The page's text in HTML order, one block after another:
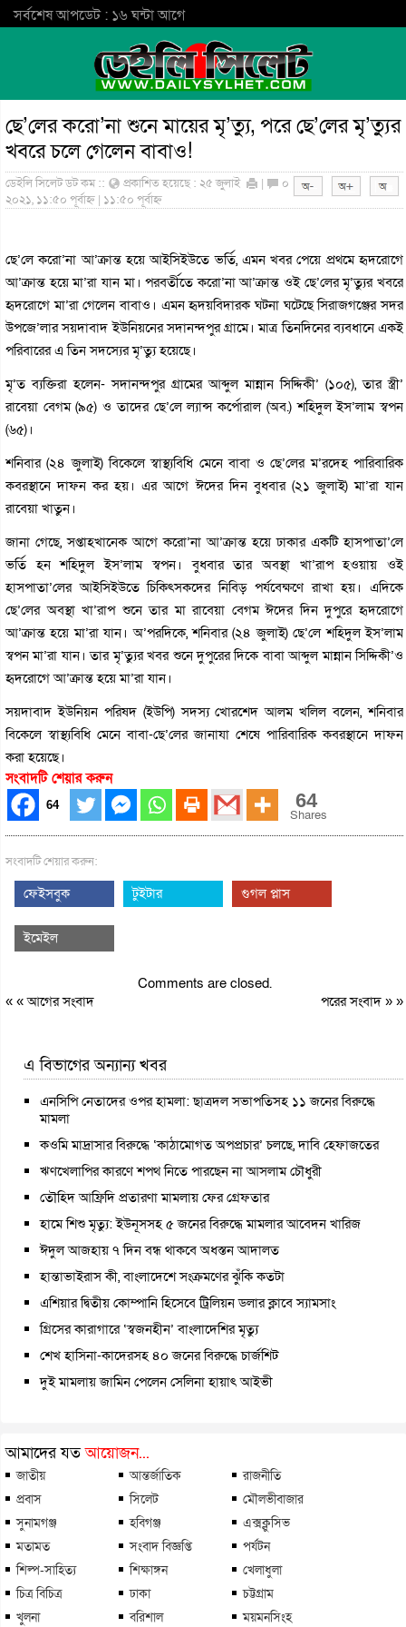
সর্বশেষ আপডেট : ১৬ ঘন্টা আগে
ছে’লের করো’না শুনে মায়ের মৃ’ত্যু, পরে ছে’লের মৃ’ত্যুর
খবরে চলে গেলেন বাবাও!
ডেইলি সিলেট ডট কম ::
প্রকাশিত হয়েছে : ২৫ জুলাই
২০২১, ১১:৫০ পূর্বাহ্ন | ১১:৫০ পূর্বাহ্ন
| ০
ছে’লে করো’না আ’ক্রান্ত হয়ে আইসিইউতে ভর্তি, এমন খবর পেয়ে প্রথমে হৃদরোগে
আ’ক্রান্ত হয়ে মা’রা যান মা। পরবর্তীতে করো’না আ’ক্রান্ত ওই ছে’লের মৃ’ত্যুর খবরে
হৃদরোগে মা’রা গেলেন বাবাও। এমন হৃদয়বিদারক ঘটনা ঘটেছে সিরাজগঞ্জের সদর
উপজে’লার সয়দাবাদ ইউনিয়নের সদানন্দপুর গ্রামে। মাত্র তিনদিনের ব্যবধানে একই
পরিবারের এ তিন সদস্যের মৃ’ত্যু হয়েছে।
মৃ’ত ব্যক্তিরা হলেন- সদানন্দপুর গ্রামের আব্দুল মান্নান সিদ্দিকী’ (১০৫), তার স্ত্রী’
রাবেয়া বেগম (৯৫) ও তাদের ছে’লে ল্যান্স কর্পোরাল (অব.) শহিদুল ইস’লাম স্বপন
(৬৫)।
শনিবার (২৪ জুলাই) বিকেলে স্বাস্থ্যবিধি মেনে বাবা ও ছে’লের ম’রদেহ পারিবারিক
কবরস্থানে দাফন কর হয়। এর আগে ঈদের দিন বুধবার (২১ জুলাই) মা’রা যান
রাবেয়া খাতুন।
জানা গেছে, সপ্তাহখানেক আগে করো’না আ’ক্রান্ত হয়ে ঢাকার একটি হাসপাতা’লে
ভর্তি হন শহিদুল ইস’লাম স্বপন। বুধবার তার অবস্থা খা’রাপ হওয়ায় ওই
হাসপাতা’লের আইসিইউতে চিকিৎসকদের নিবিড় পর্যবেক্ষণে রাখা হয়। এদিকে
ছে’লের অবস্থা খা’রাপ শুনে তার মা রাবেয়া বেগম ঈদের দিন দুপুরে হৃদরোগে
আ’ক্রান্ত হয়ে মা’রা যান। অ’পরদিকে, শনিবার (২৪ জুলাই) ছে’লে শহিদুল ইস’লাম
স্বপন মা’রা যান। তার মৃ’ত্যুর খবর শুনে দুপুরের দিকে বাবা আব্দুল মান্নান সিদ্দিকী’ও
হৃদরোগে আ’ক্রান্ত হয়ে মা’রা যান।
সয়দাবাদ ইউনিয়ন পরিষদ (ইউপি) সদস্য খোরশেদ আলম খলিল বলেন, শনিবার
বিকেলে স্বাস্থ্যবিধি মেনে বাবা-ছে’লের জানাযা শেষে পারিবারিক কবরস্থানে দাফন
করা হয়েছে।
সংবাদটি শেয়ার করুন
64 64
Shares
সংবাদটি শেয়ার করুন:
ফেইসবুক টুইটার গুগল প্লাস
ইমেইল
Comments are closed.
« «আগের সংবাদ পরের সংবাদ» »
এ বিভাগের অন্যান্য খবর
এনসিপি নেতাদের ওপর হামলা: ছাত্রদল সভাপতিসহ ১১ জনের বিরুদ্ধে
মামলা
কওমি মাদ্রাসার বিরুদ্ধে ‘কাঠামোগত অপপ্রচার’ চলছে, দাবি হেফাজতের
ঋণখেলাপির কারণে শপথ নিতে পারছেন না আসলাম চৌধুরী
তৌহিদ আফ্রিদি প্রতারণা মামলায় ফের গ্রেফতার
হামে শিশু মৃত্যু: ইউনূসসহ ৫ জনের বিরুদ্ধে মামলার আবেদন খারিজ
ঈদুল আজহায় ৭ দিন বন্ধ থাকবে অধস্তন আদালত
হান্তাভাইরাস কী, বাংলাদেশে সংক্রমণের ঝুঁকি কতটা
এশিয়ার দ্বিতীয় কোম্পানি হিসেবে ট্রিলিয়ন ডলার ক্লাবে স্যামসাং
গ্রিসের কারাগারে ‘স্বজনহীন’ বাংলাদেশির মৃত্যু
শেখ হাসিনা-কাদেরসহ ৪০ জনের বিরুদ্ধে চার্জশিট
দুই মামলায় জামিন পেলেন সেলিনা হায়াৎ আইভী
আমাদের যতআয়োজন...
জাতীয় আন্তর্জাতিক
রাজনীতি
প্রবাস
সিলেট
মৌলভীবাজার
সুনামগঞ্জ
হবিগঞ্জ
এক্সক্লুসিভ
মতামত
সংবাদ বিজ্ঞপ্তি
পর্যটন
শিল্প-সাহিত্য
শিক্ষাঙ্গন
খেলাধুলা
চিত্র বিচিত্র
ঢাকা
চট্টগ্রাম
খুলনা
বরিশাল ময়মনসিংহ